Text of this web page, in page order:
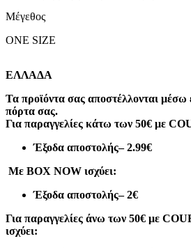
Μέγεθος
ONE SIZE
ΕΛΛΑΔΑ
Τα προϊόντα σας αποστέλλονται μέσω
πόρτα σας.
Για παραγγελίες κάτω των 50€ με
Έξοδα αποστολής– 2.99€
Με BOX NOW ισχύει:
Έξοδα αποστολής– 2€
Για παραγγελίες άνω των 50€ με
ισχύει: